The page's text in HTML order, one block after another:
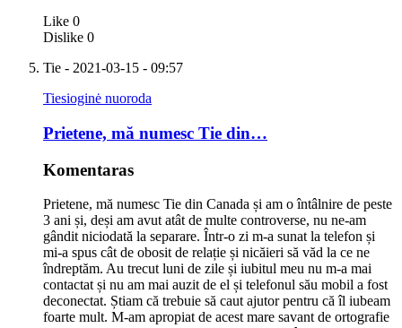
Like 0
Dislike 0
Tie - 2021-03-15 - 09:57
Tiesioginė nuoroda
Prietene, mă numesc Tie din…
Komentaras
Prietene, mă numesc Tie din Canada și am o întâlnire de peste
3 ani și, deși am avut atât de multe controverse, nu ne-am
gândit niciodată la separare. Într-o zi m-a sunat la telefon și
mi-a spus cât de obosit de relație și nicăieri să văd la ce ne
îndreptăm. Au trecut luni de zile și iubitul meu nu m-a mai
contactat și nu am mai auzit de el și telefonul său mobil a fost
deconectat. Știam că trebuie să caut ajutor pentru că îl iubeam
foarte mult. M-am apropiat de acest mare savant de ortografie